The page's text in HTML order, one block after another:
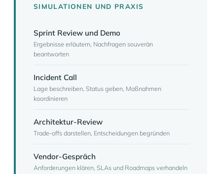
SIMULATIONEN UND PRAXIS
Sprint Review und Demo
Ergebnisse erläutern, Nachfragen souverän
beantworten
Incident Call
Lage beschreiben, Status geben, Maßnahmen
koordinieren
Architektur-Review
Trade-offs darstellen, Entscheidungen begründen
Vendor-Gespräch
Anforderungen klären, SLAs und Roadmaps verhandeln